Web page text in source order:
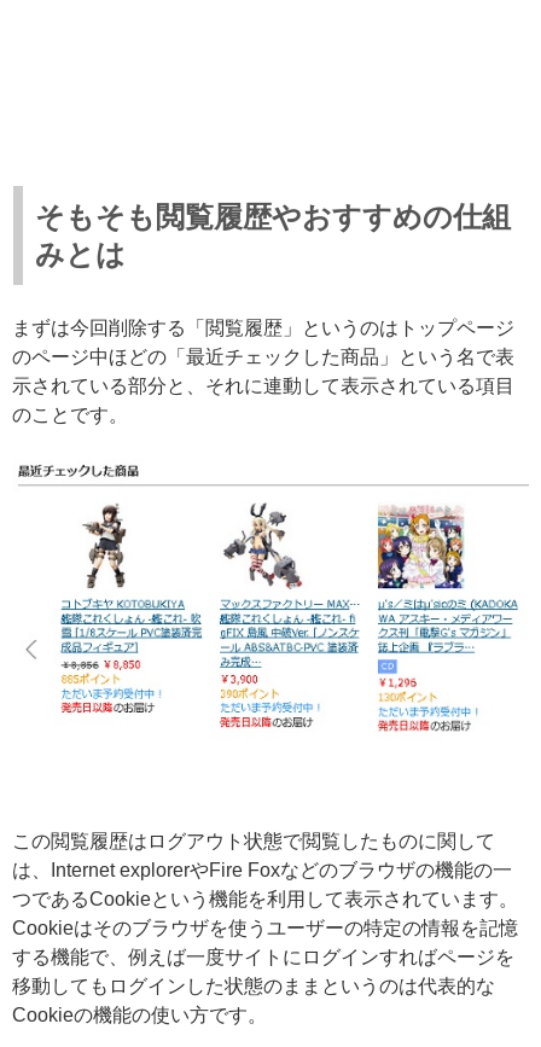
そもそも閲覧履歴やおすすめの仕組
みとは
まずは今回削除する「閲覧履歴」というのはトップページ
のページ中ほどの「最近チェックした商品」という名で表
示されている部分と、それに連動して表示されている項目
のことです。
この閲覧履歴はログアウト状態で閲覧したものに関して
は、Internet explorerやFire Foxなどのブラウザの機能の一
つであるCookieという機能を利用して表示されています。
Cookieはそのブラウザを使うユーザーの特定の情報を記憶
する機能で、例えば一度サイトにログインすればページを
移動してもログインした状態のままというのは代表的な
Cookieの機能の使い方です。